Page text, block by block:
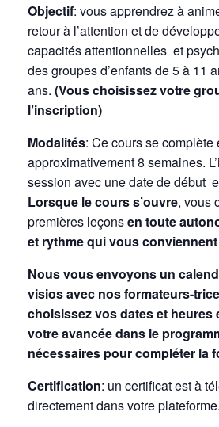
Objectif: vous apprendrez à
retour à l’attention et de
capacités attentionnelles et
des groupes d’enfants de 5 à 11
ans. (Vous choisissez votre
l’inscription)
Modalités: Ce cours se complète
approximativement 8 semaines.
session avec une date de début
Lorsque le cours s’ouvre, vous
premières leçonsen toute
et rythme qui vous conviennent
Nous vous envoyons un
visios avec nos formateurs-
choisissez vos dates et heures
votre avancée dans le
nécessaires pour compléter la
Certification: un certificat est à
directement dans votre plateforme.